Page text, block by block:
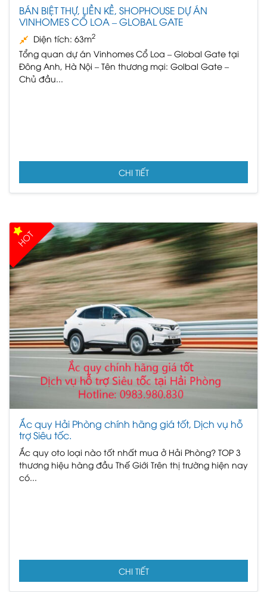
BÁN BIỆT THỰ, LIỀN KỀ, SHOPHOUSE DỰ ÁN
VINHOMES CỔ LOA – GLOBAL GATE
Diện tích: 63m2
Tổng quan dự án Vinhomes Cổ Loa – Global Gate tại
Đông Anh, Hà Nội – Tên thương mại: Golbal Gate –
Chủ đầu...
CHI TIẾT
HOT
Ắc quy Hải Phòng chính hãng giá tốt, Dịch vụ hỗ
trợ Siêu tốc.
Ắc quy oto loại nào tốt nhất mua ở Hải Phòng? TOP 3
thương hiệu hàng đầu Thế Giới Trên thị trường hiện nay
có...
CHI TIẾT